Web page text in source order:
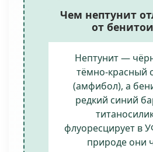
Чем нептунит
от
Нептунит —
тёмно-красный
(амфибол), а
редкий синий
флуоресцирует в
природе они